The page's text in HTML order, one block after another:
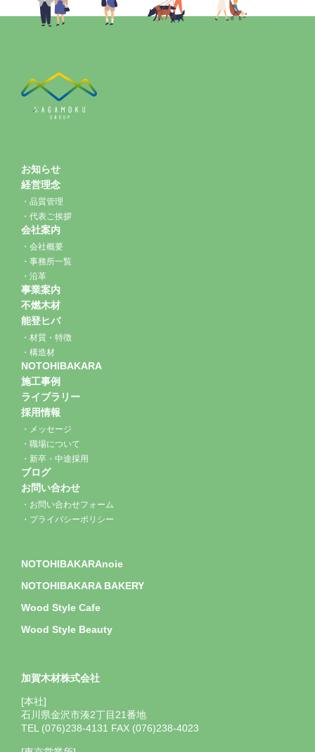
お知らせ
経営理念
品質管理
代表ご挨拶
会社案内
会社概要
事務所一覧
沿革
事業案内
不燃木材
能登ヒバ
材質・特徴
構造材
NOTOHIBAKARA
施工事例
ライブラリー
採用情報
メッセージ
職場について
新卒・中途採用
ブログ
お問い合わせ
お問い合わせフォーム
プライバシーポリシー
NOTOHIBAKARAnoie
NOTOHIBAKARA BAKERY
Wood Style Cafe
Wood Style Beauty
加賀木材株式会社
[本社]
石川県金沢市湊2丁目21番地
TEL (076)238-4131 FAX (076)238-4023